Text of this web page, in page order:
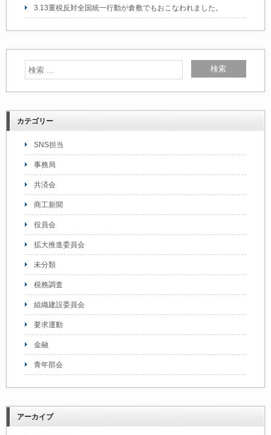
3.13重税反対全国統一行動が倉敷でもおこなわれました。
カテゴリー
SNS担当
事務局
共済会
商工新聞
役員会
拡大推進委員会
未分類
税務調査
組織建設委員会
要求運動
金融
青年部会
アーカイブ